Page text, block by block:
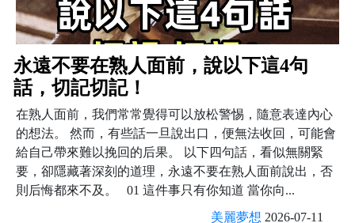
永遠不要在熟人面前，說以下這4句
話，切記切記！
在熟人面前，我們常常覺得可以放松警惕，隨意表達內心
的想法。 然而，有些話一旦說出口，便無法收回，可能會
給自己帶來難以挽回的后果。 以下四句話，看似無關緊
要，卻隱藏著深刻的道理，永遠不要在熟人面前說出，否
則后悔都來不及。 01 這件事只有你知道 當你向...
美麗夢想 2026-07-11